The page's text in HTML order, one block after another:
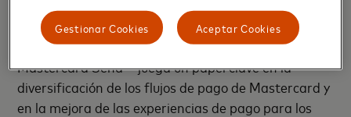
quieren cobrar sin comprometer la velocidad, la
conveniencia y la seguridad de sus pagos”.
Mastercard Send ™ juega un papel clave en la
diversificación de los flujos de pago de Mastercard y
en la mejora de las experiencias de pago para los
Aceptar Cookies
Gestionar Cookies